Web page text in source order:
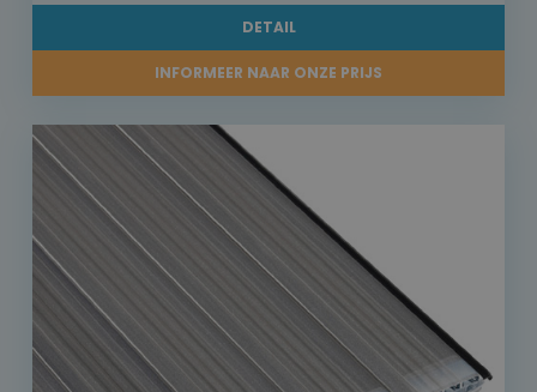
DETAIL
INFORMEER NAAR ONZE PRIJS